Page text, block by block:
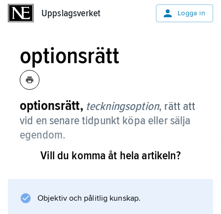
Uppslagsverket Logga in
optionsrätt
optionsrätt, teckningsoption, rätt att
vid en senare tidpunkt köpa eller sälja
egendom.
Ofta rör det sig om en rätt utfärdad av ett
pris.
Vill du komma åt hela artikeln?
Objektiv och pålitlig kunskap.